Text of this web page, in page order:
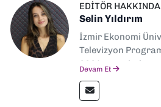
EDITÖR HAKKINDA
Selin Yıldırım
İzmir Ekonomi
Televizyon
2024 senesinde
editörlük görevini
Devam Et